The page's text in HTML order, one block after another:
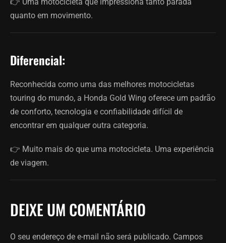
quanto em movimento.
Diferencial:
Reconhecida como uma das melhores motocicletas
touring do mundo, a Honda Gold Wing oferece um padrão
de conforto, tecnologia e confiabilidade difícil de
encontrar em qualquer outra categoria.
👉 Muito mais do que uma motocicleta. Uma experiência
de viagem.
DEIXE UM COMENTÁRIO
O seu endereço de e-mail não será publicado. Campos